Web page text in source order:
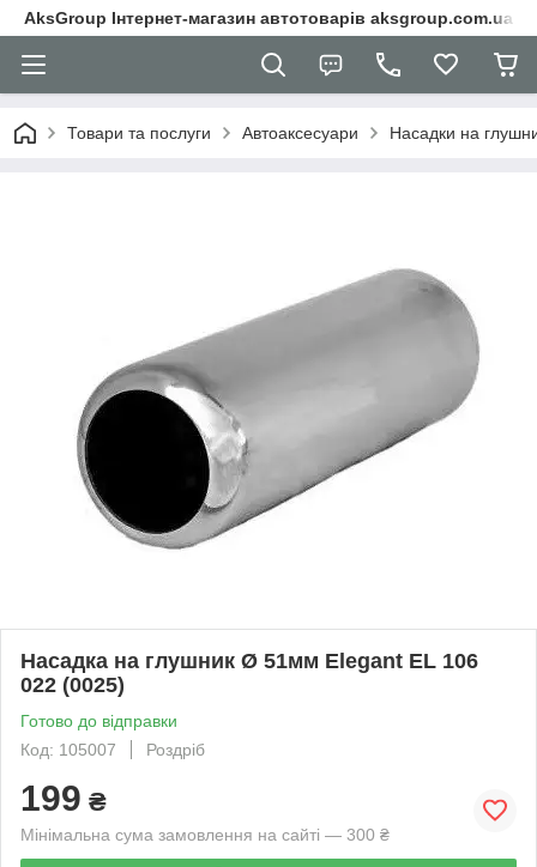
AksGroup Інтернет-магазин автотоварів aksgroup.com.ua
Товари та послуги Автоаксесуари Насадки на
Насадка на глушник Ø 51мм Elegant EL 106
022 (0025)
Готово до відправки
Код: 105007
Роздріб
199 ₴
Мінімальна сума замовлення на сайті — 300 ₴